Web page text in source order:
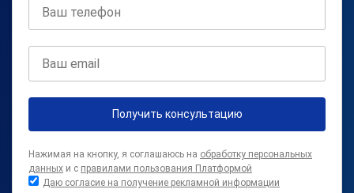
Получить консультацию
Нажимая на кнопку, я соглашаюсь на обработку персональных
данных и с правилами пользования Платформой
Даю согласие на получение рекламной информации